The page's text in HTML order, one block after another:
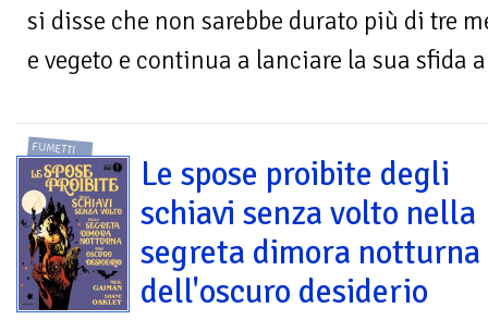
si disse che non sarebbe durato più di tre
e vegeto e continua a lanciare la sua sfida
FUMETTI
Le spose proibite degli
schiavi senza volto nella
segreta dimora notturna
dell'oscuro desiderio